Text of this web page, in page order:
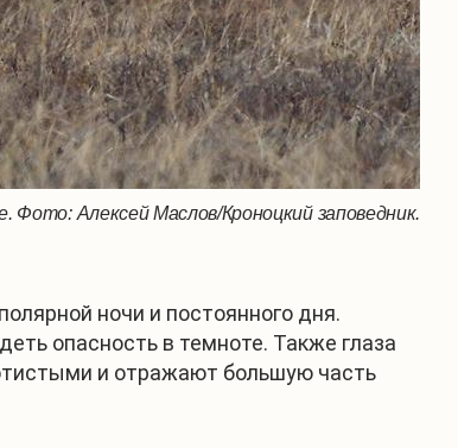
Фото: Алексей Маслов/Кроноцкий заповедник.
ночи и постоянного дня.
опасность в темноте. Также глаза
и отражают большую часть